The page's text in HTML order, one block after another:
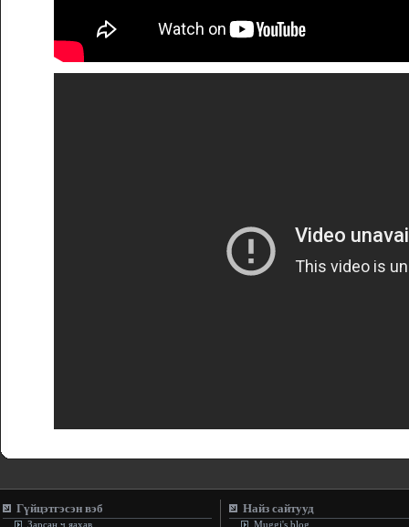
Гүйцэтгэсэн вэб
Зарсан ч яахав
Найз сайтууд
Muggi's blog